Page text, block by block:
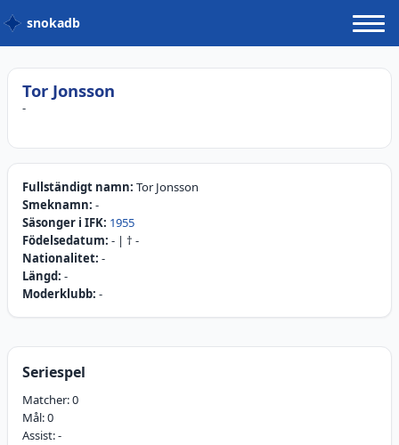
snokadb
Tor Jonsson
-
Fullständigt namn: Tor Jonsson
Smeknamn: -
Säsonger i IFK: 1955
Födelsedatum: - | † -
Nationalitet: -
Längd: -
Moderklubb: -
Seriespel
Matcher:0
Mål:0
Assist:-